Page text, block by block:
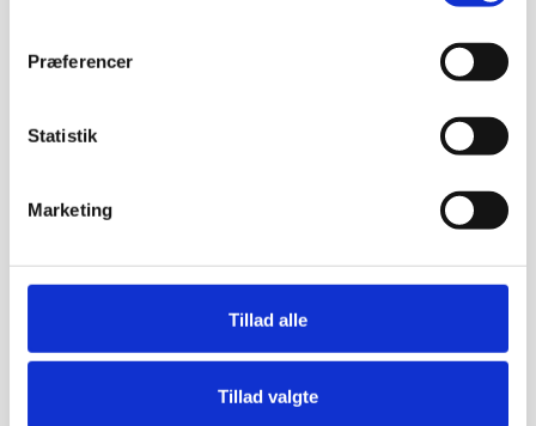
Præferencer
Statistik
Marketing
Tillad alle
Tillad valgte